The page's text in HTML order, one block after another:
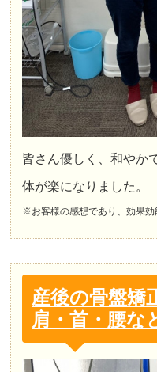
皆さん優しく、和やか
体が楽になりました。
※お客様の感想であり、効果効
産後の骨盤矯
肩・首・腰な